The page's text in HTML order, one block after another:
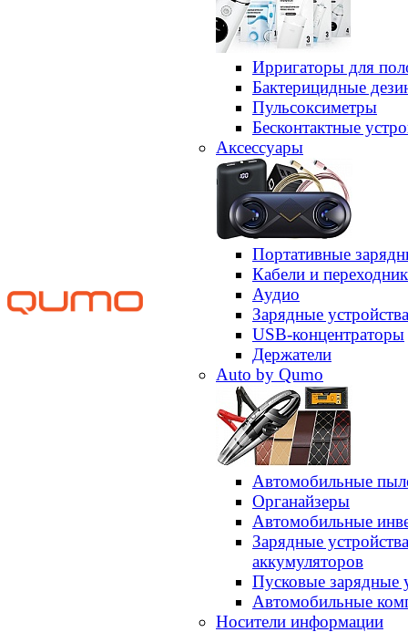
Ирригаторы для
Бактерицидные
Пульсоксиметры
Бесконтактные
Аксессуары
Портативные
Кабели и
Аудио
Зарядные устройства
USB-концентраторы
Держатели
Auto by Qumo
Автомобильные
Органайзеры
Автомобильные
Зарядные
аккумуляторов
Пусковые зарядные
Автомобильные
Носители информации